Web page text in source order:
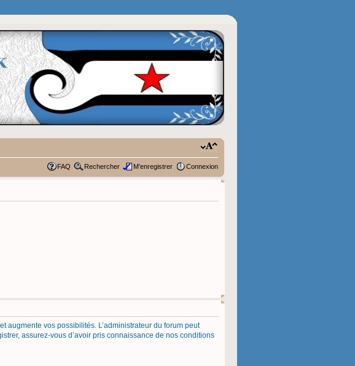
FAQ Rechercher M’enregistrer Connexion
augmente vos possibilités. L’administrateur du forum peut
assurez-vous d’avoir pris connaissance de nos conditions